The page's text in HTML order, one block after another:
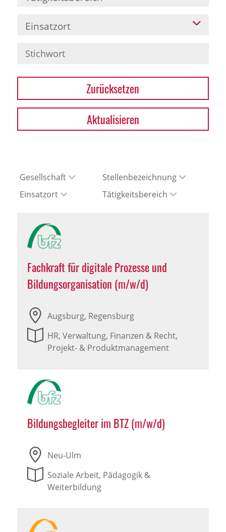
Einsatzort
Zurücksetzen
Aktualisieren
Gesellschaft
Stellenbezeichnung
Einsatzort
Tätigkeitsbereich
Fachkraft für digitale Prozesse und
Bildungsorganisation (m/w/d)
Augsburg, Regensburg
HR, Verwaltung, Finanzen & Recht,
Projekt- & Produktmanagement
Bildungsbegleiter im BTZ (m/w/d)
Neu-Ulm
Soziale Arbeit, Pädagogik &
Weiterbildung